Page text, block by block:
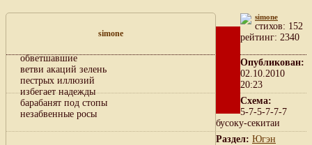
simone
обветшавшие
ветви акаций зелень
пестрых иллюзий
избегает надежды
барабанят под стопы
незабвенные росы
simone
cтихов: 152
рейтинг: 2340
Опубликован:
02.10.2010
20:23
Схема:
5-7-5-7-7-7
бусоку-секитаи
Раздел: Югэн